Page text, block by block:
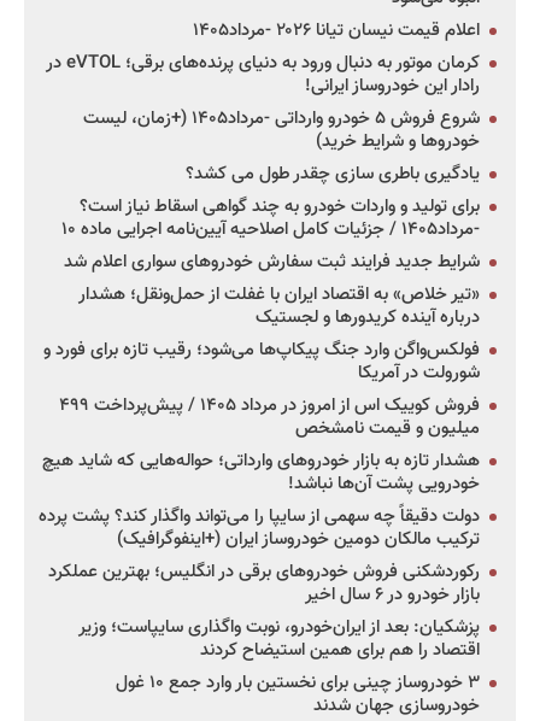
اعلام قیمت نیسان تیانا ۲۰۲۶ -مرداد۱۴۰۵
کرمان موتور به دنبال ورود به دنیای پرنده‌های برقی؛ eVTOL در
رادار این خودروساز ایرانی!
شروع فروش ۵ خودرو وارداتی -مرداد۱۴۰۵ (+زمان، لیست
خودروها و شرایط خرید)
یادگیری باطری سازی چقدر طول می کشد؟
برای تولید و واردات خودرو به چند گواهی اسقاط نیاز است؟
-مرداد۱۴۰۵ / جزئیات کامل اصلاحیه آیین‌نامه اجرایی ماده ۱۰
شرایط جدید فرایند ثبت سفارش خودروهای سواری اعلام شد
«تیر خلاص» به اقتصاد ایران با غفلت از حمل‌ونقل؛ هشدار
درباره آینده کریدورها و لجستیک
فولکس‌واگن وارد جنگ پیکاپ‌ها می‌شود؛ رقیب تازه برای فورد و
شورولت در آمریکا
فروش کوییک اس از امروز در مرداد ۱۴۰۵ / پیش‌پرداخت ۴۹۹
میلیون و قیمت نامشخص
هشدار تازه به بازار خودروهای وارداتی؛ حواله‌هایی که شاید هیچ
خودرویی پشت آن‌ها نباشد!
دولت دقیقاً چه سهمی از سایپا را می‌تواند واگذار کند؟ پشت پرده
ترکیب مالکان دومین خودروساز ایران (+اینفوگرافیک)
رکوردشکنی فروش خودروهای برقی در انگلیس؛ بهترین عملکرد
بازار خودرو در ۶ سال اخیر
پزشکیان: بعد از ایران‌خودرو، نوبت واگذاری سایپاست؛ وزیر
اقتصاد را هم برای همین استیضاح کردند
۳ خودروساز چینی برای نخستین بار وارد جمع ۱۰ غول
خودروسازی جهان شدند